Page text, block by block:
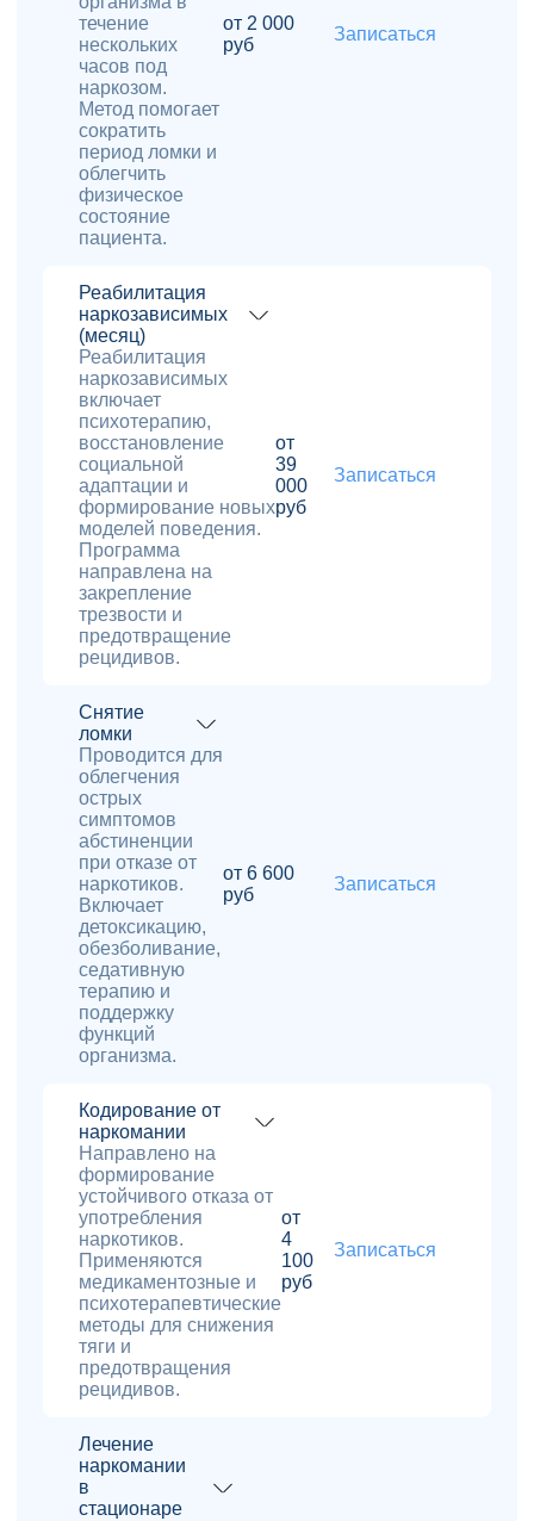
течение
нескольких
часов под
наркозом.
Метод помогает
сократить
период ломки и
облегчить
физическое
состояние
пациента.
от 2 000
руб
Записаться
Реабилитация
наркозависимых
(месяц)
Реабилитация
наркозависимых
включает
психотерапию,
восстановление
социальной
адаптации и
формирование новых
моделей поведения.
Программа
направлена на
закрепление
трезвости и
предотвращение
рецидивов.
от
39
000
руб
Записаться
Снятие
ломки
Проводится для
облегчения
острых
симптомов
абстиненции
при отказе от
наркотиков.
Включает
детоксикацию,
обезболивание,
седативную
терапию и
поддержку
функций
организма.
от 6 600
руб
Записаться
Кодирование от
наркомании
Направлено на
формирование
устойчивого отказа от
употребления
наркотиков.
Применяются
медикаментозные и
психотерапевтические
методы для снижения
тяги и
предотвращения
рецидивов.
от
4
100
руб
Записаться
Лечение
наркомании
в
стационаре